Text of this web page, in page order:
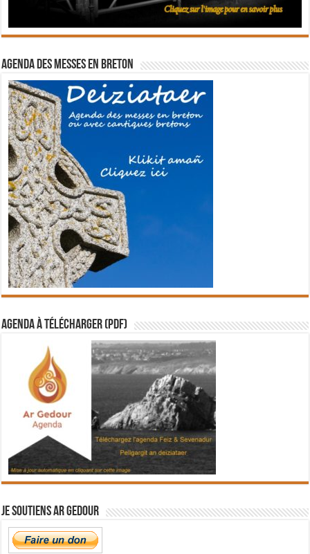
Agenda des messes en breton
Agenda à télécharger (PDF)
Je soutiens Ar Gedour